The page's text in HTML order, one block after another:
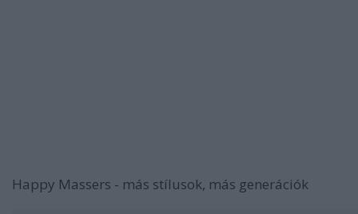
Happy Massers - más stílusok, más generációk